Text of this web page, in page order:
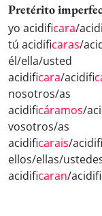
Pretérito
yo acidificara/
tú acidificaras/
él/ella/usted
acidificara/acidifi
nosotros/as
acidificáramos/
vosotros/as
acidificarais/acidifi
ellos/ellas/
acidificaran/acidifi